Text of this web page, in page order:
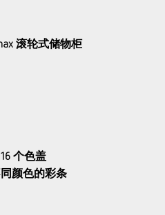
滚轮式储物柜
个色盖
颜色的彩条